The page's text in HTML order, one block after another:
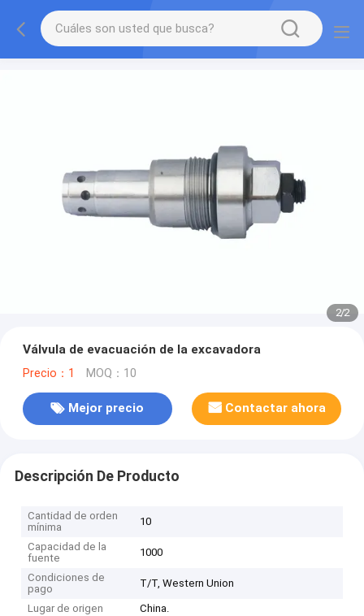
2/2
Válvula de evacuación de la excavadora
Precio：1 MOQ：10
Mejor precio Contactar ahora
Descripción De Producto
Cantidad de orden
mínima
10
Capacidad de la
fuente
1000
Condiciones de
pago
T/T, Western Union
Lugar de origen
China.